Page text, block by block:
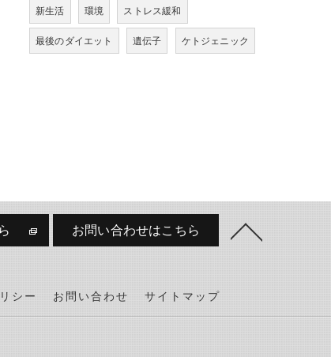
新生活 環境 ストレス緩和
最後のダイエット 遺伝子 ケトジェニック
お問い合わせはこちら
シー お問い合わせ サイトマップ